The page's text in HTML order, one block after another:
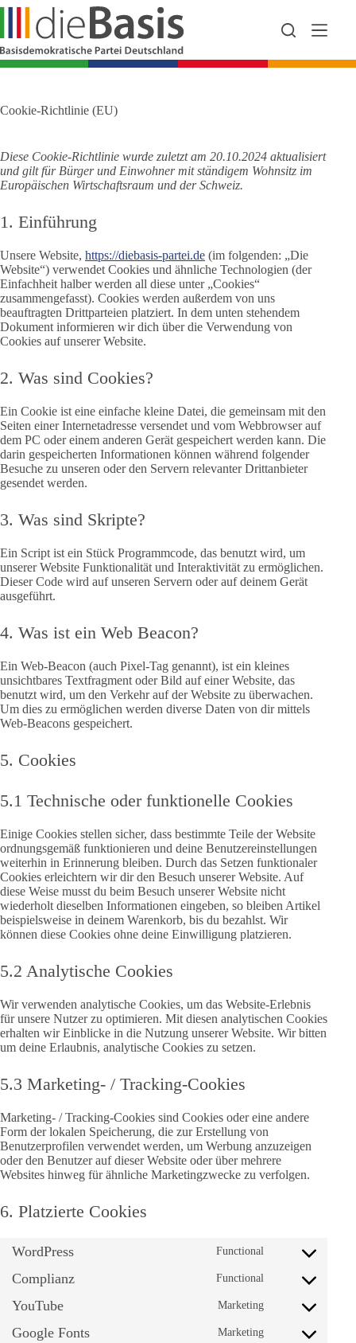
Zum
springen
Cookie-Richtlinie (EU)
Diese Cookie-Richtlinie wurde zuletzt am 20.10.2024 aktualisiert
und gilt für Bürger und Einwohner mit ständigem Wohnsitz im
Europäischen Wirtschaftsraum und der Schweiz.
1. Einführung
Unsere Website, https://diebasis-partei.de (im folgenden: „Die
Website“) verwendet Cookies und ähnliche Technologien (der
Einfachheit halber werden all diese unter „Cookies“
zusammengefasst). Cookies werden außerdem von uns
beauftragten Drittparteien platziert. In dem unten stehendem
Dokument informieren wir dich über die Verwendung von
Cookies auf unserer Website.
2. Was sind Cookies?
Ein Cookie ist eine einfache kleine Datei, die gemeinsam mit den
Seiten einer Internetadresse versendet und vom Webbrowser auf
dem PC oder einem anderen Gerät gespeichert werden kann. Die
darin gespeicherten Informationen können während folgender
Besuche zu unseren oder den Servern relevanter Drittanbieter
gesendet werden.
3. Was sind Skripte?
Ein Script ist ein Stück Programmcode, das benutzt wird, um
unserer Website Funktionalität und Interaktivität zu ermöglichen.
Dieser Code wird auf unseren Servern oder auf deinem Gerät
ausgeführt.
4. Was ist ein Web Beacon?
Ein Web-Beacon (auch Pixel-Tag genannt), ist ein kleines
unsichtbares Textfragment oder Bild auf einer Website, das
benutzt wird, um den Verkehr auf der Website zu überwachen.
Um dies zu ermöglichen werden diverse Daten von dir mittels
Web-Beacons gespeichert.
5. Cookies
5.1 Technische oder funktionelle Cookies
Einige Cookies stellen sicher, dass bestimmte Teile der Website
ordnungsgemäß funktionieren und deine Benutzereinstellungen
weiterhin in Erinnerung bleiben. Durch das Setzen funktionaler
Cookies erleichtern wir dir den Besuch unserer Website. Auf
diese Weise musst du beim Besuch unserer Website nicht
wiederholt dieselben Informationen eingeben, so bleiben Artikel
beispielsweise in deinem Warenkorb, bis du bezahlst. Wir
können diese Cookies ohne deine Einwilligung platzieren.
5.2 Analytische Cookies
Wir verwenden analytische Cookies, um das Website-Erlebnis
für unsere Nutzer zu optimieren. Mit diesen analytischen Cookies
erhalten wir Einblicke in die Nutzung unserer Website. Wir bitten
um deine Erlaubnis, analytische Cookies zu setzen.
5.3 Marketing- / Tracking-Cookies
Marketing- / Tracking-Cookies sind Cookies oder eine andere
Form der lokalen Speicherung, die zur Erstellung von
Benutzerprofilen verwendet werden, um Werbung anzuzeigen
oder den Benutzer auf dieser Website oder über mehrere
Websites hinweg für ähnliche Marketingzwecke zu verfolgen.
6. Platzierte Cookies
WordPress Functional
Consent
service
Complianz Functional
Consent
service
YouTube Marketing
Consent
service
Google Fonts Marketing
Consent